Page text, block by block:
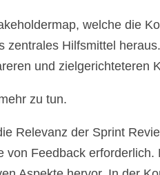
welche die
zentrales Hilfsmittel
und zielgerichteteren
zu tun.
Relevanz der Sprint
von Feedback